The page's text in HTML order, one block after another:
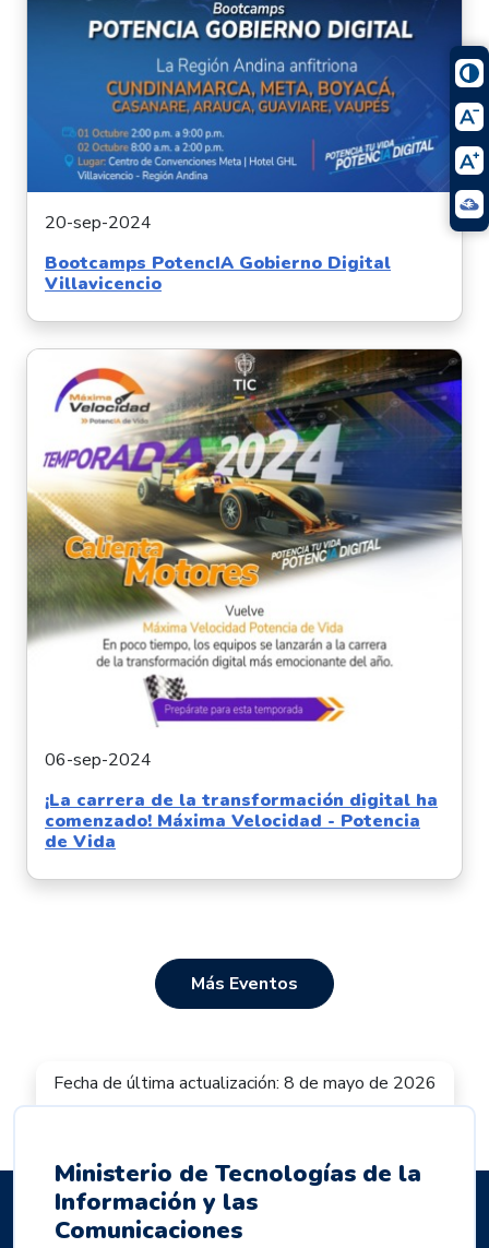
20-sep-2024
Bootcamps PotencIA Gobierno Digital
Villavicencio
06-sep-2024
¡La carrera de la transformación digital ha
comenzado! Máxima Velocidad - Potencia
de Vida
Más Eventos
Fecha de última actualización: 8 de mayo de 2026
Ministerio de Tecnologías de la
Información y las
Comunicaciones